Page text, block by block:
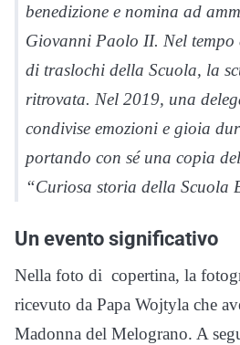
benedizione e nomina ad
Giovanni Paolo II. Nel tempo
di traslochi della Scuola, la
ritrovata. Nel 2019, una
condivise emozioni e gioia
portando con sé una copia
“Curiosa storia della Scuola
Un evento significativo
Nella foto di copertina, la
ricevuto da Papa Wojtyla che
Madonna del Melograno. A